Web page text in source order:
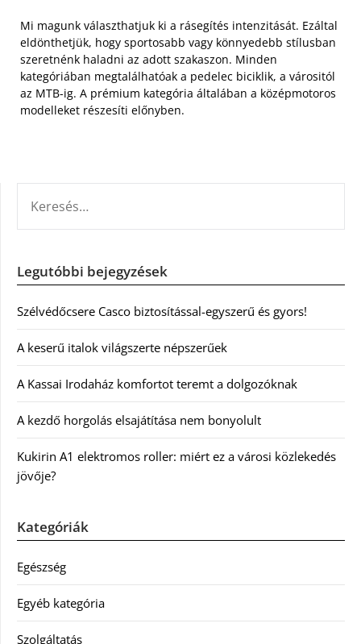
Mi magunk választhatjuk ki a rásegítés intenzitását. Ezáltal
eldönthetjük, hogy sportosabb vagy könnyedebb stílusban
szeretnénk haladni az adott szakaszon. Minden
kategóriában megtalálhatóak a pedelec biciklik, a várositól
az MTB-ig. A prémium kategória általában a középmotoros
modelleket részesíti előnyben.
Legutóbbi bejegyzések
Szélvédőcsere Casco biztosítással-egyszerű és gyors!
A keserű italok világszerte népszerűek
A Kassai Irodaház komfortot teremt a dolgozóknak
A kezdő horgolás elsajátítása nem bonyolult
Kukirin A1 elektromos roller: miért ez a városi közlekedés
jövője?
Kategóriák
Egészség
Egyéb kategória
Szolgáltatás